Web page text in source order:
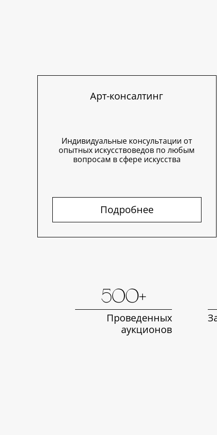
Арт-консалтинг
Индивидуальные консультации от
опытных искусствоведов по любым
вопросам в сфере искусства
Подробнее
500+
Проведенных
аукционов